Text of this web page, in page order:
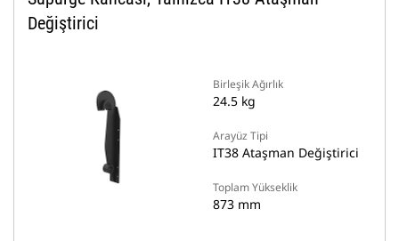
Değiştirici
Birleşik Ağırlık
24.5 kg
Arayüz Tipi
IT38 Ataşman Değiştirici
Toplam Yükseklik
873 mm